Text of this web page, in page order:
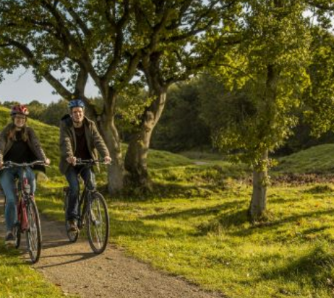
Dom und Michaeliskirche in
Hildesheim
Karolingisches Westwerk und
Corvey